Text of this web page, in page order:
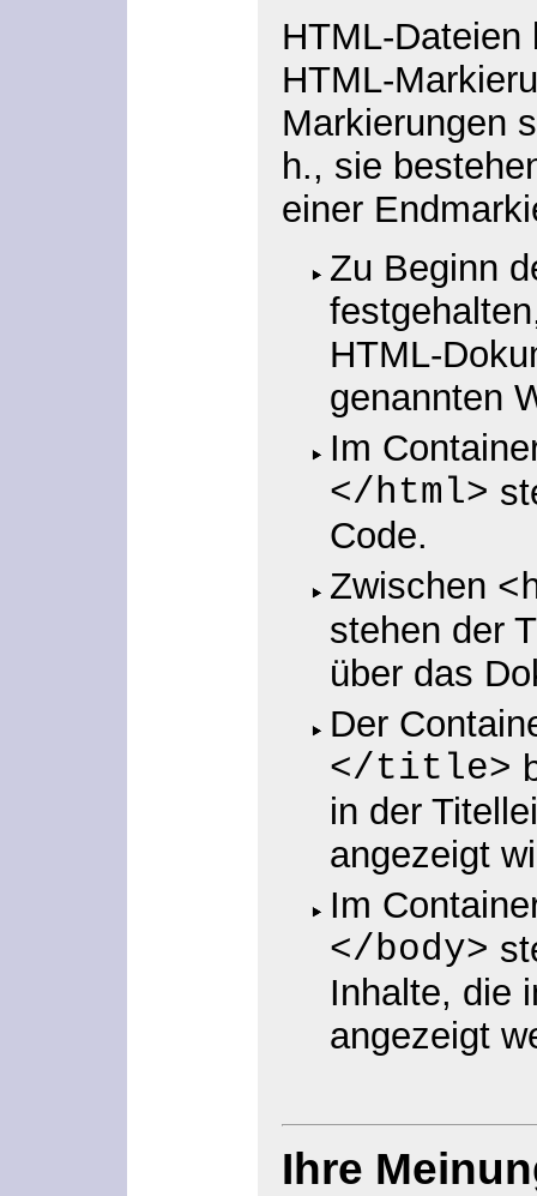
HTML-Dateien
HTML-
Markierungen
h., sie
einer
Zu Beginn
HTML-
genannten
Im
</html>
Code.
Zwischen
stehen der
über das
Der
</title>
in der
angezeigt
Im
</body>
Inhalte, die
angezeigt
Ihre